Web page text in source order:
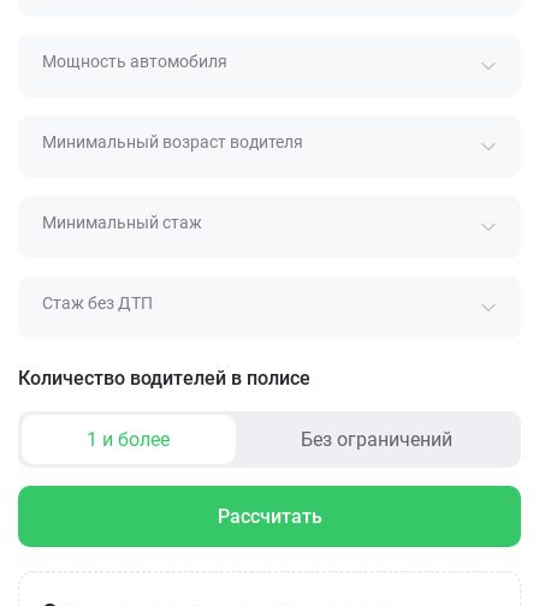
Мощность автомобиля
Минимальный возраст водителя
Минимальный стаж
Стаж без ДТП
Количество водителей в полисе
1 и более Без ограничений
Рассчитать